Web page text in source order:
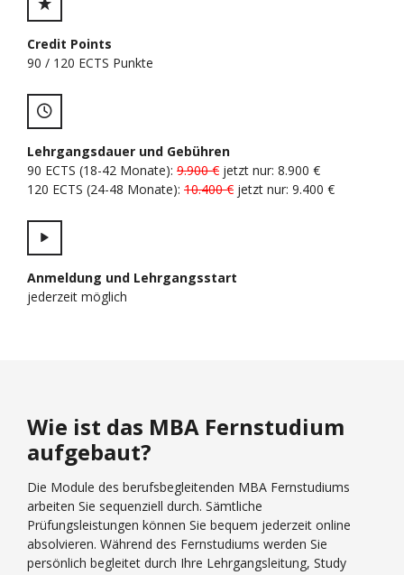
Credit Points
90 / 120 ECTS Punkte
Lehrgangsdauer und Gebühren
90 ECTS (18-42 Monate): 9.900 € jetzt nur: 8.900 €
120 ECTS (24-48 Monate): 10.400 € jetzt nur: 9.400 €
Anmeldung und Lehrgangsstart
jederzeit möglich
Wie ist das MBA Fernstudium
aufgebaut?
Die Module des berufsbegleitenden MBA Fernstudiums
arbeiten Sie sequenziell durch. Sämtliche
Prüfungsleistungen können Sie bequem jederzeit online
absolvieren. Während des Fernstudiums werden Sie
persönlich begleitet durch Ihre Lehrgangsleitung, Study